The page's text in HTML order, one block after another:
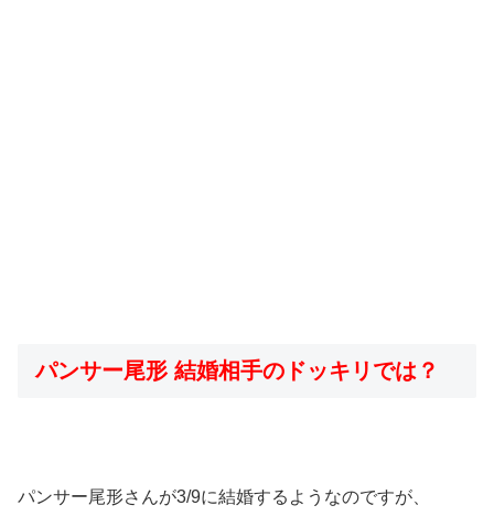
パンサー尾形 結婚相手のドッキリでは？
パンサー尾形さんが3/9に結婚するようなのですが、